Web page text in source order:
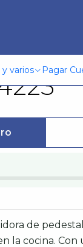
y varios Pagar
de
la cocina. Con